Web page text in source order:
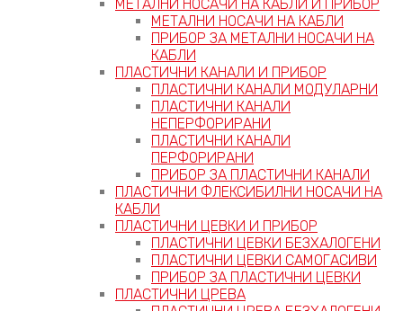
МЕТАЛНИ НОСАЧИ НА КАБЛИ И ПРИБОР
МЕТАЛНИ НОСАЧИ НА КАБЛИ
ПРИБОР ЗА МЕТАЛНИ НОСАЧИ НА
КАБЛИ
ПЛАСТИЧНИ КАНАЛИ И ПРИБОР
ПЛАСТИЧНИ КАНАЛИ МОДУЛАРНИ
ПЛАСТИЧНИ КАНАЛИ
НЕПЕРФОРИРАНИ
ПЛАСТИЧНИ КАНАЛИ
ПЕРФОРИРАНИ
ПРИБОР ЗА ПЛАСТИЧНИ КАНАЛИ
ПЛАСТИЧНИ ФЛЕКСИБИЛНИ НОСАЧИ НА
КАБЛИ
ПЛАСТИЧНИ ЦЕВКИ И ПРИБОР
ПЛАСТИЧНИ ЦЕВКИ БЕЗХАЛОГЕНИ
ПЛАСТИЧНИ ЦЕВКИ САМОГАСИВИ
ПРИБОР ЗА ПЛАСТИЧНИ ЦЕВКИ
ПЛАСТИЧНИ ЦРЕВА